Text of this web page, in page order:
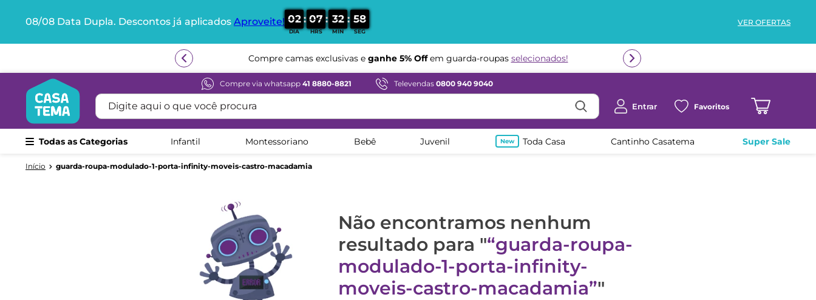
08/08 Data Dupla. Descontos já aplicados Aproveite! 02
DIA
: 07
HRS
: 32
MIN
: 57
SEG
VER OFERTAS
Compre camas exclusivas e ganhe 5% Offem guarda-roupas selecionados!
Compre via whatsapp 41 8880-8821 Televendas 0800 940 9040
Digite aqui o que você procura
Entrar Favoritos
Todas as Categorias Infantil Montessoriano Bebê Juvenil Toda Casa Cantinho Casatema Super Sale
guarda-roupa-modulado-1-porta-infinity-moveis-castro-macadamia
Não encontramos nenhum
resultado para " guarda-roupa-
modulado-1-porta-infinity-
moveis-castro-macadamia "
Termos mais buscados
guarda roupa
aria
bicama
escrivaninha